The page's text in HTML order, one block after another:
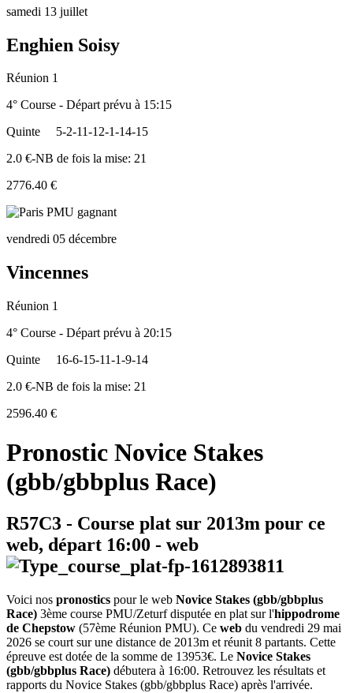
samedi 13 juillet
Enghien Soisy
Réunion 1
4° Course - Départ prévu à 15:15
Quinte
5-2-11-12-1-14-15
2.0 €-NB de fois la mise: 21
2776.40 €
vendredi 05 décembre
Vincennes
Réunion 1
4° Course - Départ prévu à 20:15
Quinte
16-6-15-11-1-9-14
2.0 €-NB de fois la mise: 21
2596.40 €
Pronostic Novice Stakes
(gbb/gbbplus Race)
R57C3 - Course plat sur 2013m pour ce
web, départ 16:00 - web
Voici nos pronostics pour le web Novice Stakes (gbb/gbbplus
Race) 3ème course PMU/Zeturf disputée en plat sur l'hippodrome
de Chepstow (57ème Réunion PMU). Ce web du vendredi 29 mai
2026 se court sur une distance de 2013m et réunit 8 partants. Cette
épreuve est dotée de la somme de 13953€. Le Novice Stakes
(gbb/gbbplus Race) débutera à 16:00. Retrouvez les résultats et
rapports du Novice Stakes (gbb/gbbplus Race) après l'arrivée.